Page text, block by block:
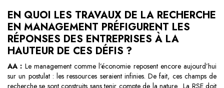
EN QUOI LES TRAVAUX DE LA RECHERCHE
EN MANAGEMENT PRÉFIGURENT LES
RÉPONSES DES ENTREPRISES À LA
HAUTEUR DE CES DÉFIS ?
AA : Le management comme l’économie reposent encore aujourd’hui
sur un postulat : les ressources seraient infinies. De fait, ces champs de
recherche se sont construits sans tenir compte de la nature. La RSE doit